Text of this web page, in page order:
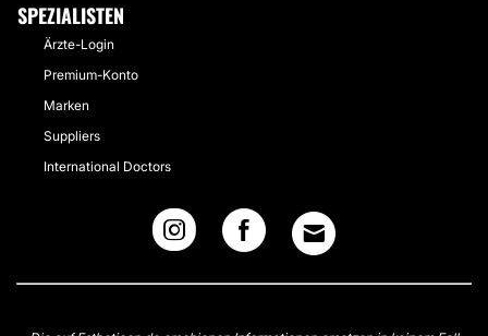
SPEZIALISTEN
Ärzte-Login
Premium-Konto
Marken
Suppliers
International Doctors